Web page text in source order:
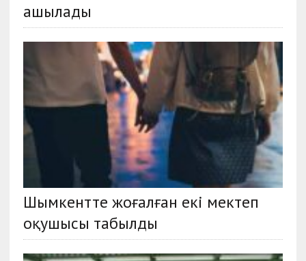
ашылады
Шымкентте жоғалған екі мектеп
оқушысы табылды